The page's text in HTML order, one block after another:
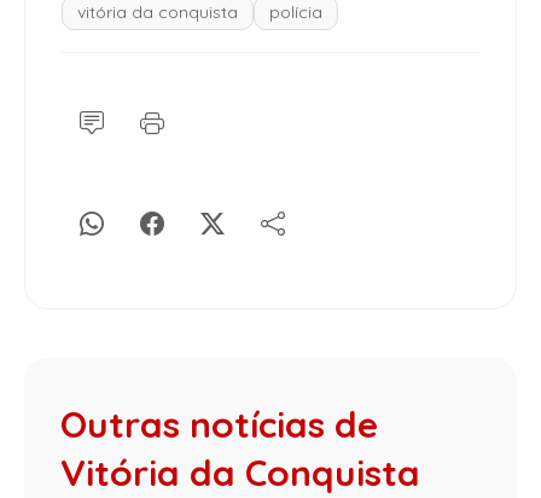
vitória da conquista polícia
Outras notícias de
Vitória da Conquista